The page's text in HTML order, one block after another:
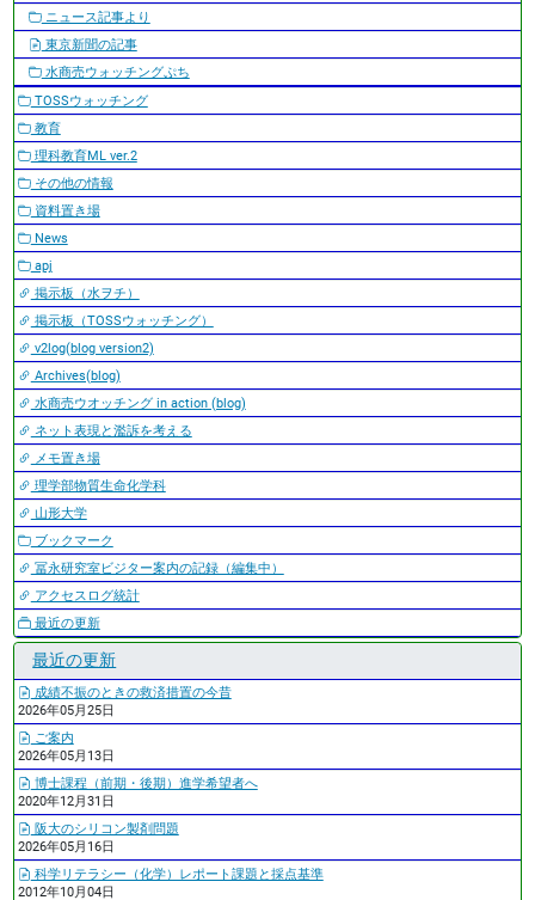
ニュース記事より
東京新聞の記事
水商売ウォッチングぷち
TOSSウォッチング
教育
理科教育ML ver.2
その他の情報
資料置き場
News
apj
掲示板（水ヲチ）
掲示板（TOSSウォッチング）
v2log(blog version2)
Archives(blog)
水商売ウオッチング in action (blog)
ネット表現と濫訴を考える
メモ置き場
理学部物質生命化学科
山形大学
ブックマーク
冨永研究室ビジター案内の記録（編集中）
アクセスログ統計
最近の更新
最近の更新
成績不振のときの救済措置の今昔
2026年05月25日
ご案内
2026年05月13日
博士課程（前期・後期）進学希望者へ
2020年12月31日
阪大のシリコン製剤問題
2026年05月16日
科学リテラシー（化学）レポート課題と採点基準
2012年10月04日